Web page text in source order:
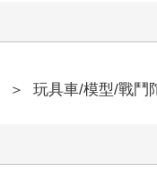
＞ 玩具車/模型/戰鬥